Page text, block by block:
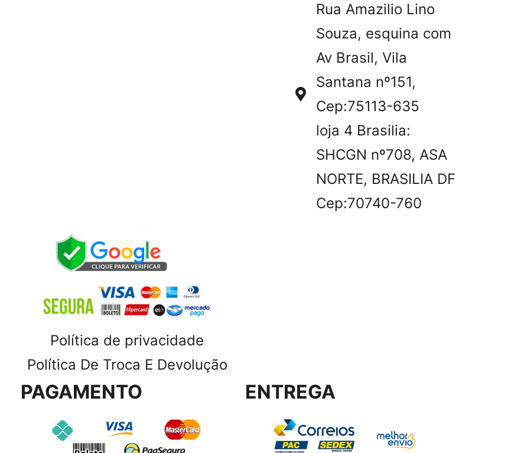
Rua Amazilio Lino
Souza, esquina com
Av Brasil, Vila
Santana nº151,
Cep:75113-635
loja 4 Brasilia:
SHCGN nº708, ASA
NORTE, BRASILIA DF
Cep:70740-760
Política de privacidade
Política De Troca E Devolução
PAGAMENTO ENTREGA